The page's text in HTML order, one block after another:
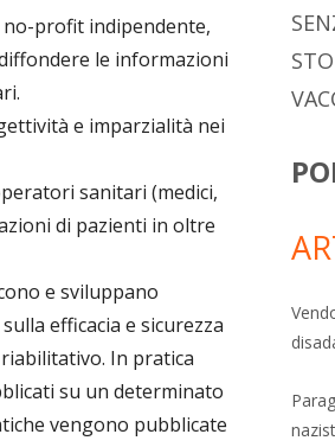
profit indipendente,
le informazioni
e imparzialità nei
sanitari (medici,
di pazienti in oltre
e sviluppano
efficacia e sicurezza
In pratica
su un determinato
vengono pubblicate